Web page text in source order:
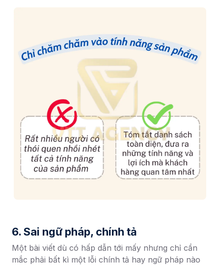
6. Sai ngữ pháp, chính tả
Một bài viết dù có hấp dẫn tới mấy nhưng chỉ cần
mắc phải bất kì một lỗi chính tả hay ngữ pháp nào